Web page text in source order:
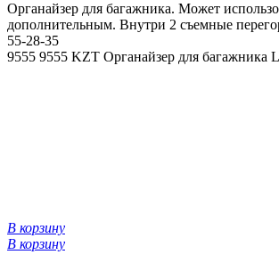
Органайзер для багажника. Может
дополнительным. Внутри 2 съемные
55-28-35
9555 9555 KZT Органайзер для багажника
В корзину
В корзину